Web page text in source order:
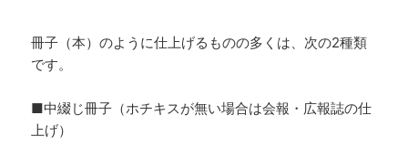
冊子（本）のように仕上げるものの多くは、次の2種類
です。
■中綴じ冊子（ホチキスが無い場合は会報・広報誌の仕
上げ）